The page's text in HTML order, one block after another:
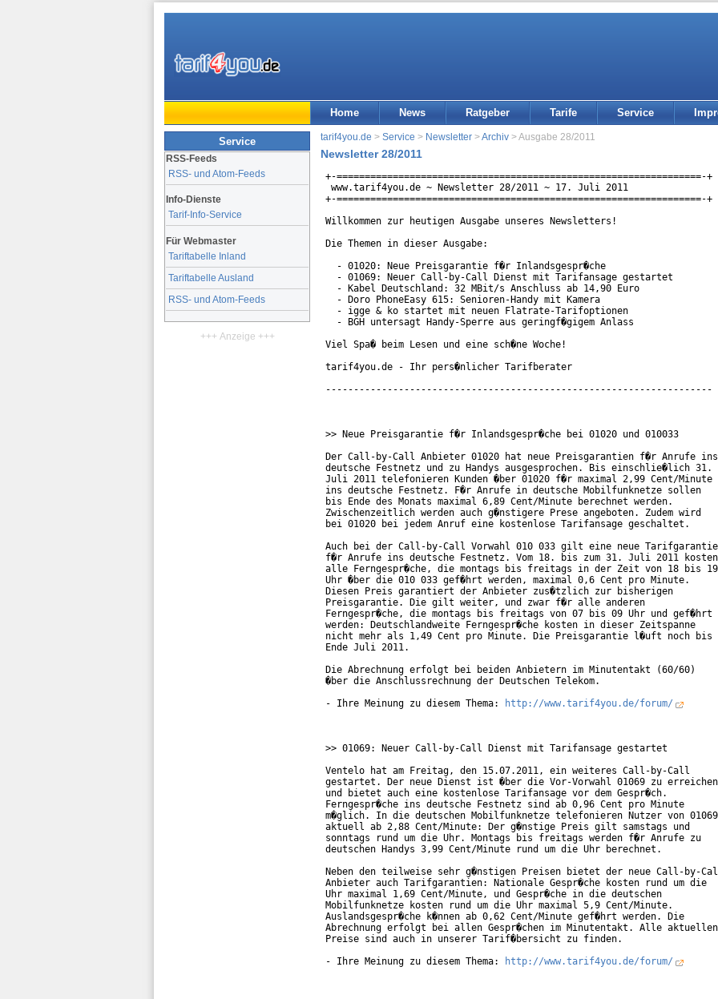
Home News Ratgeber Tarife Service
Service
RSS-Feeds
RSS- und Atom-Feeds
Info-Dienste
Tarif-Info-Service
Für Webmaster
Tariftabelle Inland
Tariftabelle Ausland
RSS- und Atom-Feeds
+++ Anzeige +++
tarif4you.de > Service > Newsletter > Archiv > Ausgabe 28/2011
Newsletter 28/2011
+-=================================================================-+
www.tarif4you.de ~ Newsletter 28/2011 ~ 17. Juli 2011
+-=================================================================-+
Willkommen zur heutigen Ausgabe unseres Newsletters!
Die Themen in dieser Ausgabe:
  - 01020: Neue Preisgarantie f�r Inlandsgespr�che
  - 01069: Neuer Call-by-Call Dienst mit Tarifansage gestartet
  - Kabel Deutschland: 32 MBit/s Anschluss ab 14,90 Euro
  - Doro PhoneEasy 615: Senioren-Handy mit Kamera
  - igge & ko startet mit neuen Flatrate-Tarifoptionen
  - BGH untersagt Handy-Sperre aus geringf�gigem Anlass
Viel Spa� beim Lesen und eine sch�ne Woche!
tarif4you.de - Ihr pers�nlicher Tarifberater
---------------------------------------------------------------------
>> Neue Preisgarantie f�r Inlandsgespr�che bei 01020 und 010033
Der Call-by-Call Anbieter 01020 hat neue Preisgarantien f�r Anrufe ins
deutsche Festnetz und zu Handys ausgesprochen. Bis einschlie�lich 31.
Juli 2011 telefonieren Kunden �ber 01020 f�r maximal 2,99 Cent/Minute
ins deutsche Festnetz. F�r Anrufe in deutsche Mobilfunknetze sollen
bis Ende des Monats maximal 6,89 Cent/Minute berechnet werden.
Zwischenzeitlich werden auch g�nstigere Prese angeboten. Zudem wird
bei 01020 bei jedem Anruf eine kostenlose Tarifansage geschaltet.
Auch bei der Call-by-Call Vorwahl 010 033 gilt eine neue Tarifgarantie
f�r Anrufe ins deutsche Festnetz. Vom 18. bis zum 31. Juli 2011 kosten
alle Ferngespr�che, die montags bis freitags in der Zeit von 18 bis 19
Uhr �ber die 010 033 gef�hrt werden, maximal 0,6 Cent pro Minute.
Diesen Preis garantiert der Anbieter zus�tzlich zur bisherigen
Preisgarantie. Die gilt weiter, und zwar f�r alle anderen
Ferngespr�che, die montags bis freitags von 07 bis 09 Uhr und gef�hrt
werden: Deutschlandweite Ferngespr�che kosten in dieser Zeitspanne
nicht mehr als 1,49 Cent pro Minute. Die Preisgarantie l�uft noch bis
Ende Juli 2011.
Die Abrechnung erfolgt bei beiden Anbietern im Minutentakt (60/60)
�ber die Anschlussrechnung der Deutschen Telekom.
- Ihre Meinung zu diesem Thema:
http://www.tarif4you.de/forum/
>> 01069: Neuer Call-by-Call Dienst mit Tarifansage gestartet
Ventelo hat am Freitag, den 15.07.2011, ein weiteres Call-by-Call
gestartet. Der neue Dienst ist �ber die Vor-Vorwahl 01069 zu erreichen
und bietet auch eine kostenlose Tarifansage vor dem Gespr�ch.
Ferngespr�che ins deutsche Festnetz sind ab 0,96 Cent pro Minute
m�glich. In die deutschen Mobilfunknetze telefonieren Nutzer von 01069
aktuell ab 2,88 Cent/Minute: Der g�nstige Preis gilt samstags und
sonntags rund um die Uhr. Montags bis freitags werden f�r Anrufe zu
deutschen Handys 3,99 Cent/Minute rund um die Uhr berechnet.
Neben den teilweise sehr g�nstigen Preisen bietet der neue Call-by-
Anbieter auch Tarifgarantien: Nationale Gespr�che kosten rund um die
Uhr maximal 1,69 Cent/Minute, und Gespr�che in die deutschen
Mobilfunknetze kosten rund um die Uhr maximal 5,9 Cent/Minute.
Auslandsgespr�che k�nnen ab 0,62 Cent/Minute gef�hrt werden. Die
Abrechnung erfolgt bei allen Gespr�chen im Minutentakt. Alle aktuellen
Preise sind auch in unserer Tarif�bersicht zu finden.
- Ihre Meinung zu diesem Thema:
http://www.tarif4you.de/forum/